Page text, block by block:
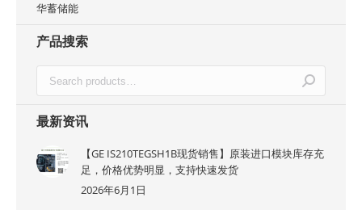
华蓄储能
产品搜索
最新资讯
【GE IS210TEGSH1B现货销售】原装进口模块库存充
足，价格优势明显，支持快速发货
2026年6月1日